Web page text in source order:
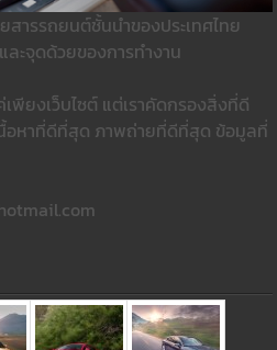
ารรถยนต์ชั้นนำของประเทศไทย
ะจุดด้วยของการทำงาน
พียงเว็บไซต์ แต่เราคัดกรองสิ่งที่ดี
นื้อหาที่ดีที่สุด ภาพถ่ายที่ดีที่สุด ข้อมูลที่